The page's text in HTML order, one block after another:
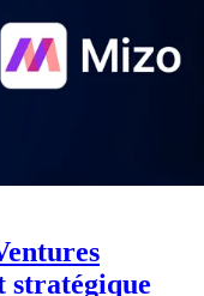
stratégique